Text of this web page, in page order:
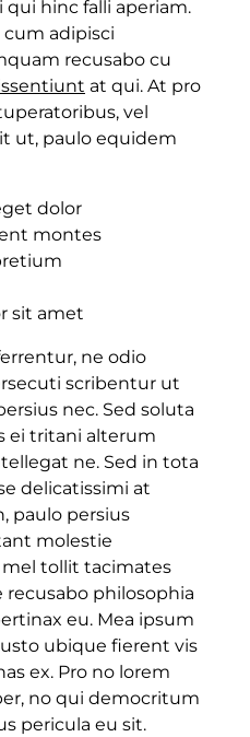
hinc falli aperiam.
adipisci
recusabo cu
at qui. At pro
vel
ut, paulo equidem
dolor
montes
sit amet
ne odio
scribentur ut
nec. Sed soluta
ei tritani alterum
ne. Sed in tota
delicatissimi at
paulo persius
molestie
mel tollit tacimates
philosophia
eu. Mea ipsum
ubique fierent vis
ex. Pro no lorem
no qui democritum
pericula eu sit.